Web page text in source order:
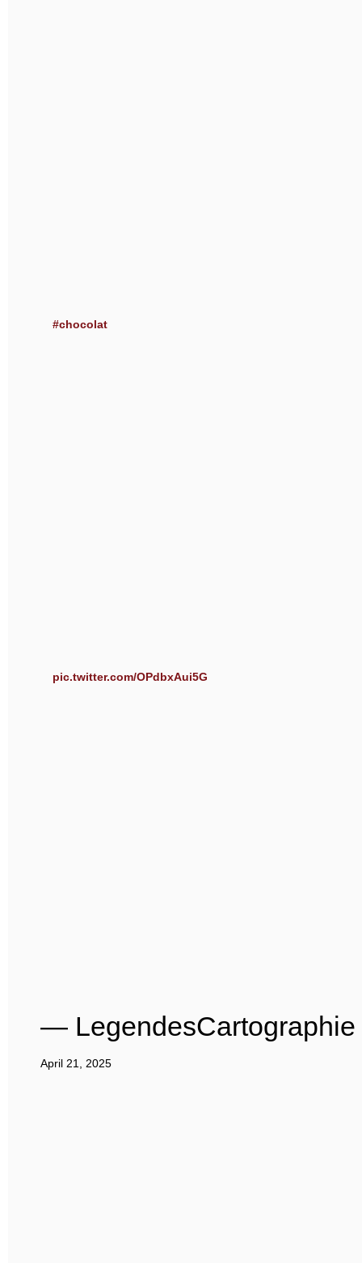
#chocolat
pic.twitter.com/OPdbxAui5G
— LegendesCartographie
April 21, 2025